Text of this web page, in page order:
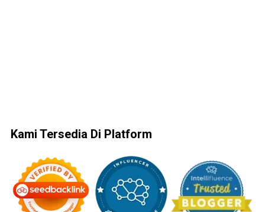
Kami Tersedia Di Platform